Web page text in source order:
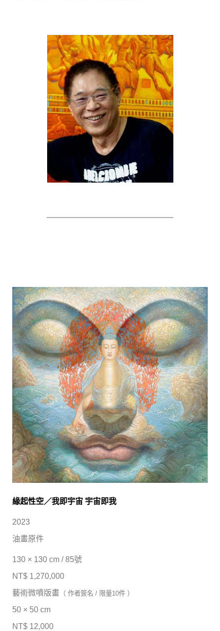
緣起性空／我即宇宙 宇宙即我
2023
油畫原件
130 × 130 cm / 85號
NT$ 1,270,000
藝術微噴版畫 （ 作者簽名 / 限量10件 ）
50 × 50 cm
NT$ 12,000